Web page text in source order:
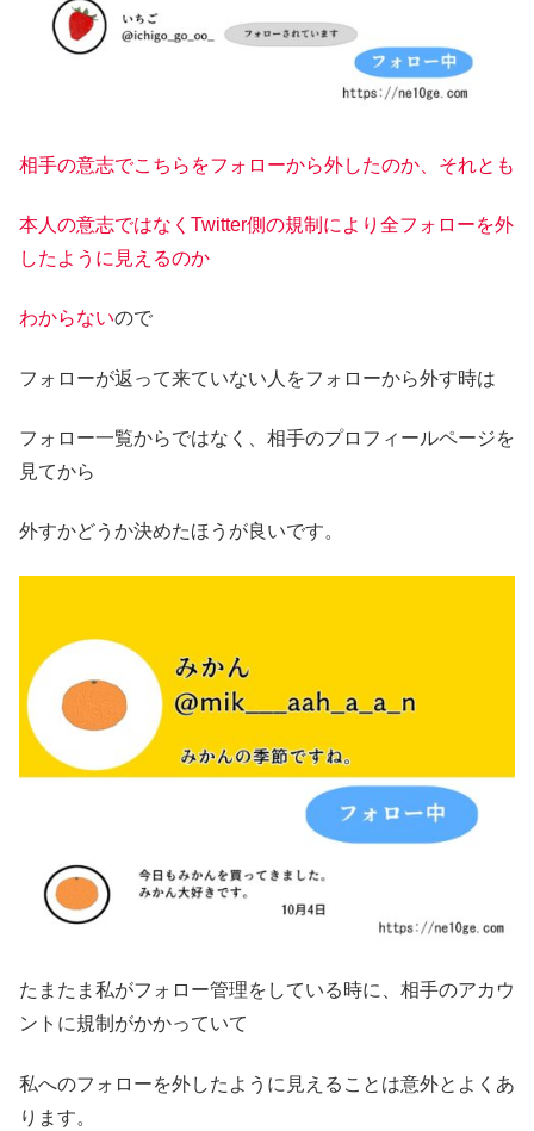
相手の意志でこちらをフォローから外したのか、それとも
本人の意志ではなくTwitter側の規制により全フォローを外
したように見えるのか
わからないので
フォローが返って来ていない人をフォローから外す時は
フォロー一覧からではなく、相手のプロフィールページを
見てから
外すかどうか決めたほうが良いです。
たまたま私がフォロー管理をしている時に、相手のアカウ
ントに規制がかかっていて
私へのフォローを外したように見えることは意外とよくあ
ります。